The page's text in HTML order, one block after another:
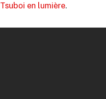
Tsuboi en lumière.